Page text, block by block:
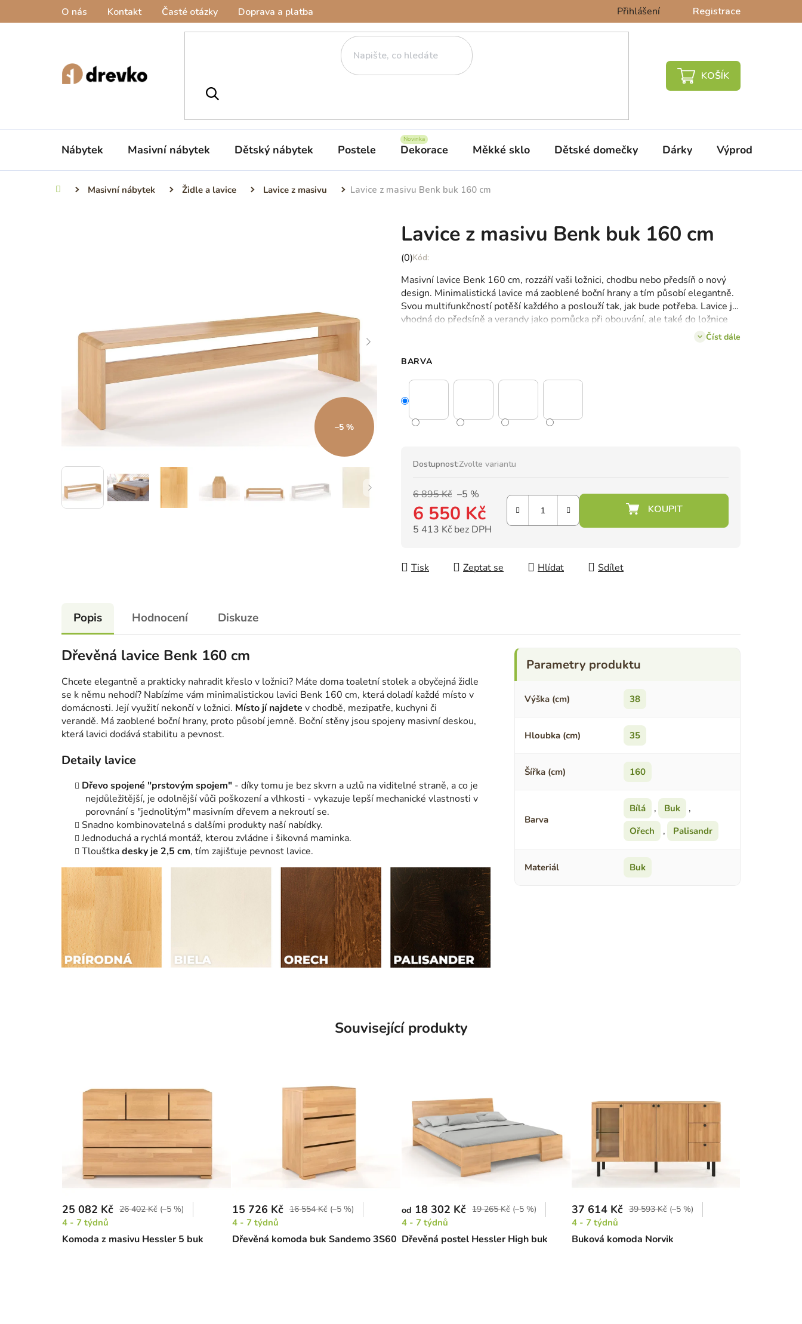
O nás Kontakt Časté otázky Doprava a platba Přihlášení Registrace
NÁKUPNÍ
Nábytek Masivní nábytek Dětský nábytek Postele Dekorace Měkké sklo Dětské domečky Dárky Výprodej %
Domů Masivní nábytek Židle a lavice Lavice z masivu Lavice z masivu Benk buk 160 cm
Lavice z masivu Benk buk 160 cm
Průměrné
produktu
je
0,0
z
(0)
Masivní lavice Benk 160 cm, rozzáří vaši ložnici, chodbu nebo předsíň o nový
design. Minimalistická lavice má zaoblené boční hrany a tím působí elegantně.
Svou multifunkčností potěší každého a poslouží tak, jak bude potřeba. Lavice je
vhodná do předsíně a verandy jako pomůcka při obouvání, ale také do ložnice
Číst dále
BARVA
Dostupnost:Zvolte variantu
6 895 Kč –5 %
6 550 Kč
5 413 Kč bez DPH
Tisk
Zeptat se Hlídat Sdílet
–5 %
Popis Hodnocení Diskuze
Dřevěná lavice Benk 160 cm
Chcete elegantně a prakticky nahradit křeslo v ložnici? Máte doma toaletní stolek a obyčejná židle
se k němu nehodí? Nabízíme vám minimalistickou lavici Benk 160 cm, která doladí každé místo v
domácnosti. Její využití nekončí v ložnici. Místo jí najdete v chodbě, mezipatře, kuchyni či
verandě. Má zaoblené boční hrany, proto působí jemně. Boční stěny jsou spojeny masivní deskou,
která lavici dodává stabilitu a pevnost.
Detaily lavice
Dřevo spojené "prstovým spojem" - díky tomu je bez skvrn a uzlů na viditelné straně, a co je
nejdůležitější, je odolnější vůči poškození a vlhkosti - vykazuje lepší mechanické vlastnosti v
porovnání s "jednolitým" masivním dřevem a nekroutí se.
Snadno kombinovatelná s dalšími produkty naší nabídky.
Jednoduchá a rychlá montáž, kterou zvládne i šikovná maminka.
Tloušťkadesky je 2,5 cm, tím zajišťuje pevnost lavice.
Výška (cm) 38
Hloubka (cm) 35
Šířka (cm) 160
Barva
Bílá , Buk
,
Ořech
, Palisandr
Materiál Buk
Související produkty
Komoda z masivu Hessler 5 buk
25 082 Kč 26 402 Kč (–5 %)
4 - 7 týdnů
Dřevěná komoda buk Sandemo 3S60
15 726 Kč 16 554 Kč (–5 %)
4 - 7 týdnů
Dřevěná postel Hessler High buk
od 18 302 Kč 19 265 Kč (–5 %)
4 - 7 týdnů
Buková komoda Norvik
37 614 Kč 39 593 Kč (–5 %)
4 - 7 týdnů